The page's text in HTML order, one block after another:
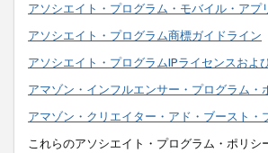
アソシエイト・プログラム・モバイル・アプ
アソシエイト・プログラム商標ガイドライン
アソシエイト・プログラムIPライセンスおよ
アマゾン・インフルエンサー・プログラム・
アマゾン・クリエイター・アド・ブースト・
これらのアソシエイト・プログラム・ポリシ